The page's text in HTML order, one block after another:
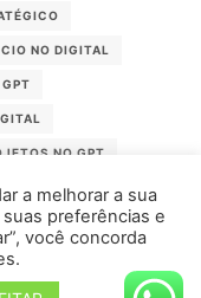
NO DIGITAL
NO GPT
PA | CNPJ:
a melhorar a sua
preferências e
você concorda